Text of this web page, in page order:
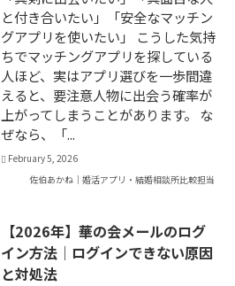
と付き合いたい」「安全なマッチン
グアプリを使いたい」 こうした気持
ちでマッチングアプリを探している
人ほど、実はアプリ選びを一歩間違
えると、要注意人物に出会う確率が
上がってしまうことがあります。 な
ぜなら、「...
February 5, 2026
佐伯あかね｜婚活アプリ・結婚相談所比較担当
【2026年】華の会メールのログ
イン方法｜ログインできない原因
と対処法